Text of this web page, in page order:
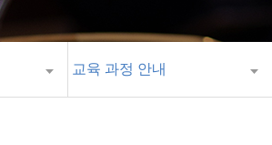
교육 과정 안내